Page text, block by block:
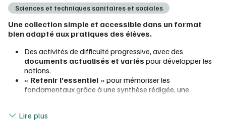
Sciences et techniques sanitaires et sociales
Une collection simple et accessible dans un format
bien adapté aux pratiques des élèves.
Des activités de difficulté progressive, avec des
documents actualisés et variés pour développer les
notions.
« Retenir l’essentiel » pour mémoriser les
fondamentaux grâce à une synthèse rédigée, une
De nombreux exercices de
Lire plus